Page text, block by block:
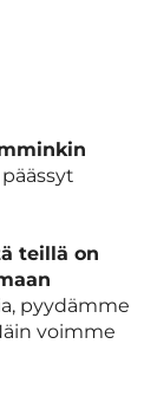
teillä on
pyydämme
voimme